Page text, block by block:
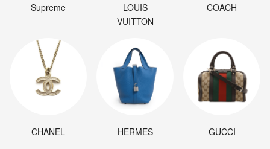
Supreme
LOUIS
VUITTON
COACH
CHANEL HERMES GUCCI